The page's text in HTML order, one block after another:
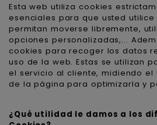
Esta web utiliza cookies
esenciales para que usted
permitan moverse libremente,
opciones personalizadas,...
cookies para recoger los datos
uso de la web. Estas se utilizan
el servicio al cliente, midiendo el
de la página para optimizarla y
¿Qué utilidad le damos a los